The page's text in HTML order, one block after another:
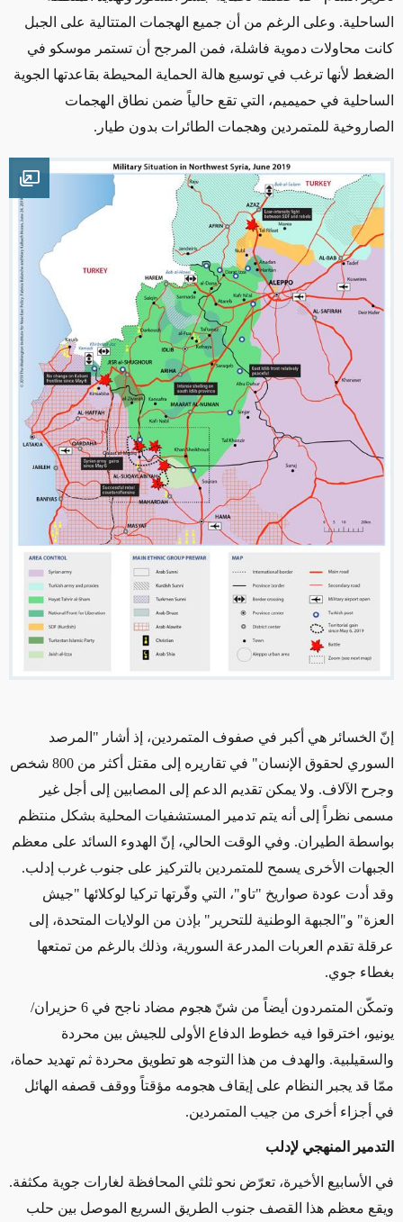
الساحلية. وعلى الرغم من أن جميع الهجمات المتتالية على الجبل
كانت محاولات دموية فاشلة، فمن المرجح أن تستمر موسكو في
الضغط لأنها ترغب في توسيع هالة الحماية المحيطة بقاعدتها الجوية
الساحلية في حميميم، التي تقع حالياً ضمن نطاق الهجمات
الصاروخية للمتمردين وهجمات الطائرات بدون طيار.
إنّ الخسائر هي أكبر في صفوف المتمردين، إذ أشار "المرصد
السوري لحقوق الإنسان" في تقاريره إلى مقتل أكثر من 800 شخص
وجرح الآلاف. ولا يمكن تقديم الدعم إلى المصابين إلى أجل غير
مسمى نظراً إلى أنه يتم تدمير المستشفيات المحلية بشكل منتظم
بواسطة الطيران. وفي الوقت الحالي، إنّ الهدوء السائد على معظم
الجبهات الأخرى يسمح للمتمردين بالتركيز على جنوب غرب إدلب.
وقد أدت عودة صواريخ "تاو"، التي وفّرتها تركيا لوكلائها "جيش
العزة" و"الجبهة الوطنية للتحرير" بإذن من الولايات المتحدة، إلى
عرقلة تقدم العربات المدرعة السورية، وذلك بالرغم من تمتعها
بغطاء جوي.
وتمكّن المتمردون أيضاً من شنّ هجوم مضاد ناجح في 6 حزيران/
يونيو، اخترقوا فيه خطوط الدفاع الأولى للجيش بين محردة
والسقيلبية. والهدف من هذا التوجه هو تطويق محردة ثم تهديد حماة،
ممّا قد يجبر النظام على إيقاف هجومه مؤقتاً ووقف قصفه الهائل
في أجزاء أخرى من جيب المتمردين.
التدمير المنهجي لإدلب
في الأسابيع الأخيرة، تعرّض نحو ثلثي المحافظة لغارات جوية مكثفة.
ويقع معظم هذا القصف جنوب الطريق السريع الموصل بين حلب